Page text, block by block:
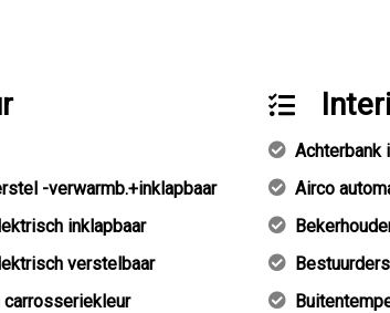
-verwarmb.+inklapbaar
inklapbaar
verstelbaar
Achterbank
Airco